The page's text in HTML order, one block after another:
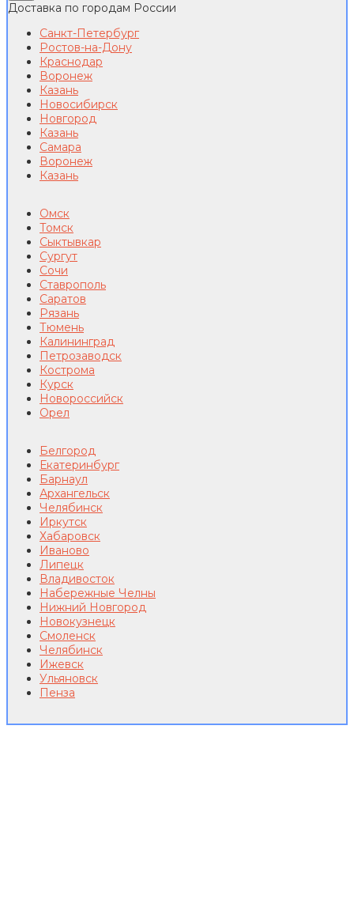
Доставка по городам России
Санкт-Петербург
Ростов-на-Дону
Краснодар
Воронеж
Казань
Новосибирск
Новгород
Казань
Самара
Воронеж
Казань
Омск
Томск
Сыктывкар
Сургут
Сочи
Ставрополь
Саратов
Рязань
Тюмень
Калининград
Петрозаводск
Кострома
Курск
Новороссийск
Орел
Белгород
Екатеринбург
Барнаул
Архангельск
Челябинск
Иркутск
Хабаровск
Иваново
Липецк
Владивосток
Набережные Челны
Нижний Новгород
Новокузнецк
Смоленск
Челябинск
Ижевск
Ульяновск
Пенза